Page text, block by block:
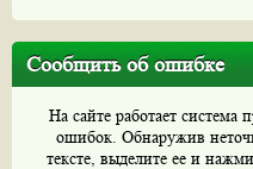
Сообщить об ошибке
На сайте работает система
ошибок. Обнаружив
тексте, выделите ее и